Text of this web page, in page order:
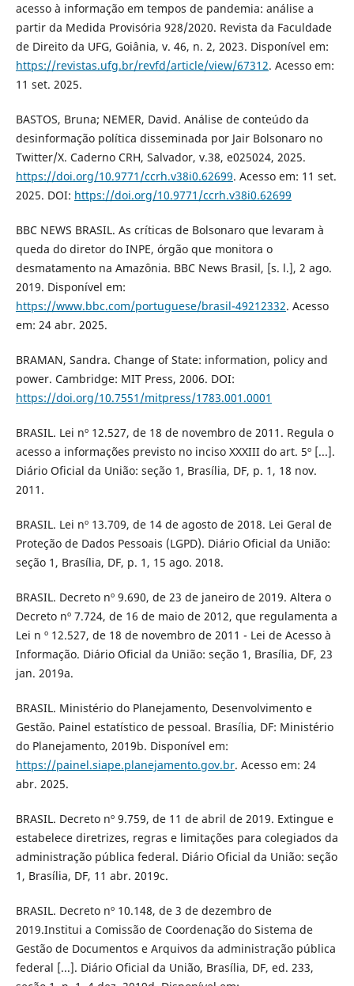
acesso à informação em tempos de pandemia: análise a
partir da Medida Provisória 928/2020. Revista da Faculdade
de Direito da UFG, Goiânia, v. 46, n. 2, 2023. Disponível em:
https://revistas.ufg.br/revfd/article/view/67312. Acesso em:
11 set. 2025.
BASTOS, Bruna; NEMER, David. Análise de conteúdo da
desinformação política disseminada por Jair Bolsonaro no
Twitter/X. Caderno CRH, Salvador, v.38, e025024, 2025.
https://doi.org/10.9771/ccrh.v38i0.62699. Acesso em: 11 set.
2025. DOI: https://doi.org/10.9771/ccrh.v38i0.62699
BBC NEWS BRASIL. As críticas de Bolsonaro que levaram à
queda do diretor do INPE, órgão que monitora o
desmatamento na Amazônia. BBC News Brasil, [s. l.], 2 ago.
2019. Disponível em:
https://www.bbc.com/portuguese/brasil-49212332. Acesso
em: 24 abr. 2025.
BRAMAN, Sandra. Change of State: information, policy and
power. Cambridge: MIT Press, 2006. DOI:
https://doi.org/10.7551/mitpress/1783.001.0001
BRASIL. Lei nº 12.527, de 18 de novembro de 2011. Regula o
acesso a informações previsto no inciso XXXIII do art. 5º [...].
Diário Oficial da União: seção 1, Brasília, DF, p. 1, 18 nov.
2011.
BRASIL. Lei nº 13.709, de 14 de agosto de 2018. Lei Geral de
Proteção de Dados Pessoais (LGPD). Diário Oficial da União:
seção 1, Brasília, DF, p. 1, 15 ago. 2018.
BRASIL. Decreto nº 9.690, de 23 de janeiro de 2019. Altera o
Decreto nº 7.724, de 16 de maio de 2012, que regulamenta a
Lei n º 12.527, de 18 de novembro de 2011 - Lei de Acesso à
Informação. Diário Oficial da União: seção 1, Brasília, DF, 23
jan. 2019a.
BRASIL. Ministério do Planejamento, Desenvolvimento e
Gestão. Painel estatístico de pessoal. Brasília, DF: Ministério
do Planejamento, 2019b. Disponível em:
https://painel.siape.planejamento.gov.br. Acesso em: 24
abr. 2025.
BRASIL. Decreto nº 9.759, de 11 de abril de 2019. Extingue e
estabelece diretrizes, regras e limitações para colegiados da
administração pública federal. Diário Oficial da União: seção
1, Brasília, DF, 11 abr. 2019c.
BRASIL. Decreto nº 10.148, de 3 de dezembro de
2019.Institui a Comissão de Coordenação do Sistema de
Gestão de Documentos e Arquivos da administração pública
federal [...]. Diário Oficial da União, Brasília, DF, ed. 233,